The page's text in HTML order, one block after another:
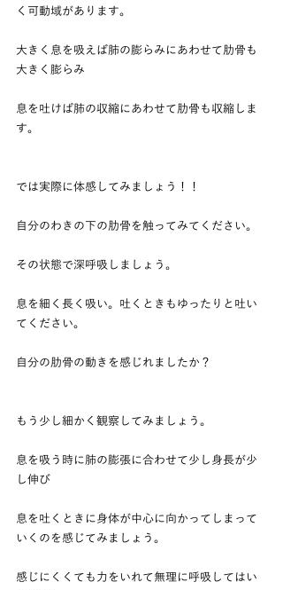
く可動域があります。
大きく息を吸えば肺の膨らみにあわせて肋骨も
大きく膨らみ
息を吐けば肺の収縮にあわせて肋骨も収縮しま
す。
では実際に体感してみましょう！！
自分のわきの下の肋骨を触ってみてください。
その状態で深呼吸しましょう。
息を細く長く吸い。吐くときもゆったりと吐い
てください。
自分の肋骨の動きを感じれましたか？
もう少し細かく観察してみましょう。
息を吸う時に肺の膨張に合わせて少し身長が少
し伸び
息を吐くときに身体が中心に向かってしまって
いくのを感じてみましょう。
感じにくくても力をいれて無理に呼吸してはい